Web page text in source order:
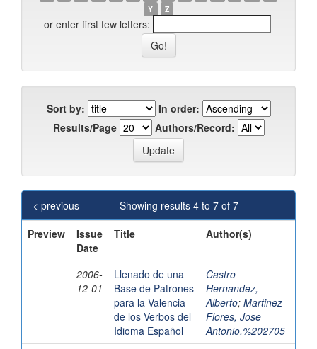
Y
Z
or enter first few letters:
Sort by:
In order:
Results/Page
Authors/Record:
Showing results 4 to 7 of 7
< previous
Preview
Issue
Date
Title Author(s)
2006-
12-01
Llenado de una
Base de Patrones
para la Valencia
de los Verbos del
Idioma Español
Castro
Hernandez,
Alberto; Martinez
Flores, Jose
Antonio.%202705